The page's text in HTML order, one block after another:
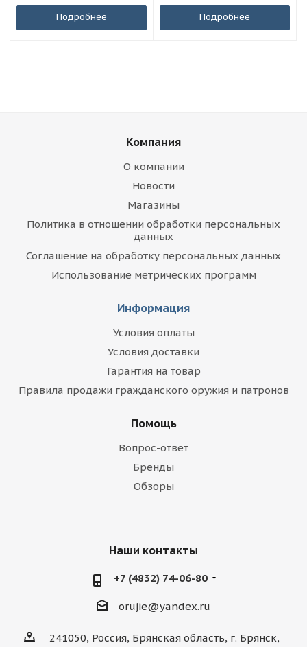
Подробнее Подробнее
Компания
О компании
Новости
Магазины
Политика в отношении обработки персональных
данных
Соглашение на обработку персональных данных
Использование метрических программ
Информация
Условия оплаты
Условия доставки
Гарантия на товар
Правила продажи гражданского оружия и патронов
Помощь
Вопрос-ответ
Бренды
Обзоры
Наши контакты
+7 (4832) 74-06-80
orujie@yandex.ru
241050, Россия, Брянская область, г. Брянск,